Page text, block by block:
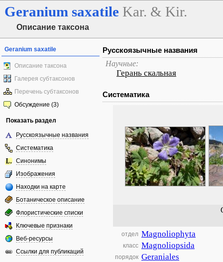
Geranium saxatile Kar. & Kir.
Описание таксона
Geranium saxatile
Описание таксона
Галерея субтаксонов
Перечень субтаксонов
Обсуждение (3)
Показать раздел
Русскоязычные названия
Систематика
Синонимы
Изображения
Находки на карте
Ботаническое описание
Флористические списки
Ключевые признаки
Веб-ресурсы
Ссылки для публикаций
Русскоязычные названия
Научные:
Герань скальная
Систематика
отдел Magnoliophyta
класс Magnoliopsida
порядок Geraniales